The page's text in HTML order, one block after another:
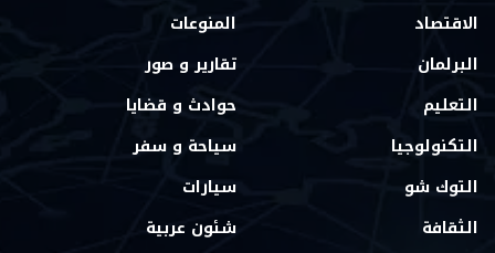
الاقتصاد
البرلمان
التعليم
التكنولوجيا
التوك شو
الثقافة
المنوعات
تقارير و صور
حوادث و قضايا
سياحة و سفر
سيارات
شئون عربية